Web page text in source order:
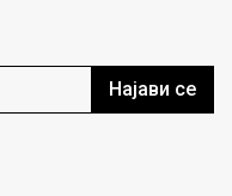
Најави се